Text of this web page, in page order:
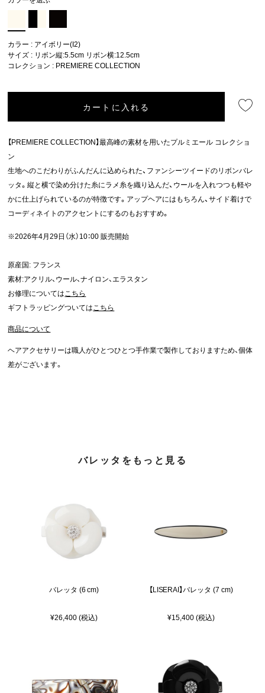
カラー : アイボリー(I2)
サイズ : リボン縦:5.5cm リボン横:12.5cm
コレクション : PREMIERE COLLECTION
カートに入れる
【PREMIERE COLLECTION】最高峰の素材を用いたプルミエール コレクショ
ン
生地へのこだわりがふんだんに込められた、ファンシーツイードのリボンバレ
ッタ。縦と横で染め分けた糸にラメ糸を織り込んだ、ウールを入れつつも軽や
かに仕上げられているのが特徴です。アップヘアにはもちろん、サイド着けで
コーディネイトのアクセントにするのもおすすめ。
※2026年4月29日（水）10：00 販売開始
原産国: フランス
素材:アクリル、ウール、ナイロン、エラスタン
お修理についてはこちら
ギフトラッピングついてはこちら
商品について
ヘアアクセサリーは職人がひとつひとつ手作業で製作しておりますため、個体
差がございます。
バレッタをもっと見る
バレッタ (6 cm)
¥26,400 (税込)
【LISERAI】バレッタ (7 cm)
¥15,400 (税込)